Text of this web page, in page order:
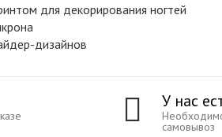
для декорирования ногтей
дизайнов
У нас
самовывоз